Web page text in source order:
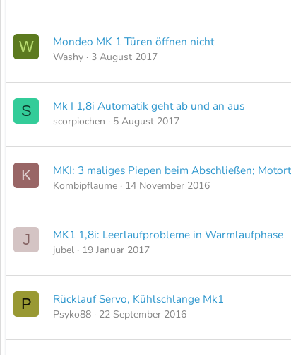
W Mondeo MK 1 Türen öffnen nicht
Washy 3 August 2017
S Mk I 1,8i Automatik geht ab und an aus
scorpiochen 5 August 2017
K MKI: 3 maliges Piepen beim Abschließen;
Kombipflaume 14 November 2016
J MK1 1,8i: Leerlaufprobleme in Warmlaufphase
jubel 19 Januar 2017
P Rücklauf Servo, Kühlschlange Mk1
Psyko88 22 September 2016